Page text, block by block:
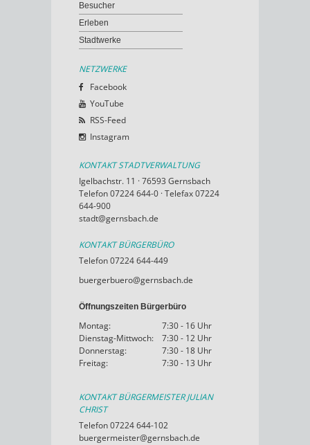
Besucher
Erleben
Stadtwerke
NETZWERKE
Facebook
YouTube
RSS-Feed
Instagram
KONTAKT STADTVERWALTUNG
Igelbachstr. 11 · 76593 Gernsbach
Telefon 07224 644-0 · Telefax 07224
644-900
stadt@gernsbach.de
KONTAKT BÜRGERBÜRO
Telefon 07224 644-449
buergerbuero@gernsbach.de
Öffnungszeiten Bürgerbüro
Montag:
7:30 - 16 Uhr
Dienstag-Mittwoch:
7:30 - 12 Uhr
Donnerstag:
7:30 - 18 Uhr
Freitag:
7:30 - 13 Uhr
KONTAKT BÜRGERMEISTER JULIAN
CHRIST
Telefon 07224 644-102
buergermeister@gernsbach.de